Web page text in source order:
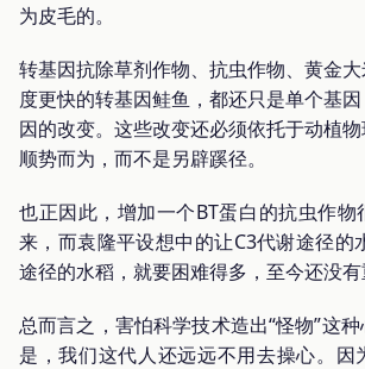
为皮毛的。
转基因抗除草剂作物、抗虫作物、黄金
度更快的转基因鲑鱼，都还只是单个基
因的改变。这些改变还必须依托于动植物
顺势而为，而不是另辟蹊径。
也正因此，增加一个BT蛋白的抗虫作物
来，而袁隆平设想中的让C3代谢途径的
途径的水稻，就要困难得多，至今还没有
总而言之，害怕科学技术造出“怪物”这
是，我们这代人还远远不用去操心。因